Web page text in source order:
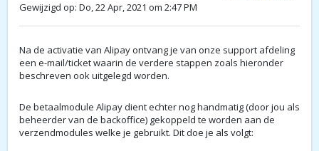
Gewijzigd op: Do, 22 Apr, 2021 om 2:47 PM
Na de activatie van Alipay ontvang je van onze support afdeling
een e-mail/ticket waarin de verdere stappen zoals hieronder
beschreven ook uitgelegd worden.
De betaalmodule Alipay dient echter nog handmatig (door jou als
beheerder van de backoffice) gekoppeld te worden aan de
verzendmodules welke je gebruikt. Dit doe je als volgt: